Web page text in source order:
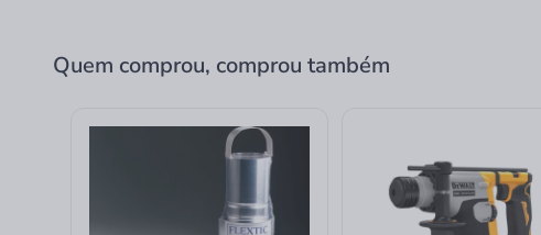
Quem comprou, comprou também